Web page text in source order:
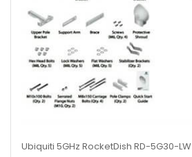
Ubiquiti 5GHz RocketDish RD-5G30-LW